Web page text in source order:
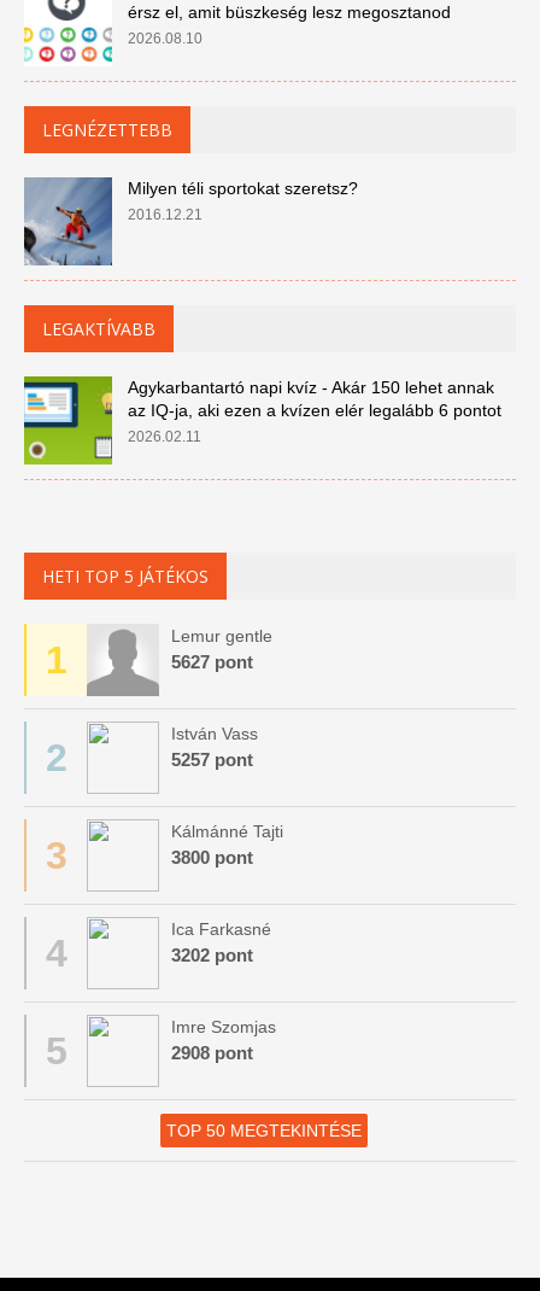
érsz el, amit büszkeség lesz megosztanod
2026.08.10
LEGNÉZETTEBB
Milyen téli sportokat szeretsz?
2016.12.21
LEGAKTÍVABB
Agykarbantartó napi kvíz - Akár 150 lehet annak
az IQ-ja, aki ezen a kvízen elér legalább 6 pontot
2026.02.11
HETI TOP 5 JÁTÉKOS
1
Lemur gentle
5627 pont
2
István Vass
5257 pont
3
Kálmánné Tajti
3800 pont
4
Ica Farkasné
3202 pont
5
Imre Szomjas
2908 pont
TOP 50 MEGTEKINTÉSE